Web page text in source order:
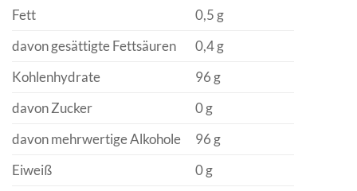
Fett
0,5 g
davon gesättigte Fettsäuren
0,4 g
Kohlenhydrate
96 g
davon Zucker
0 g
davon mehrwertige Alkohole
96 g
Eiweiß
0 g